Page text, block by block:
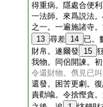
得重病。隱處合便
一法師。來爲説法
之一。一遍施諸寺
13 尋差 14 已。
財帛。遂爾發
15
我物。同侶開諫。
令還財物。㑺見已
還發。困苦更劇。
責勸喩。令捨慳貪